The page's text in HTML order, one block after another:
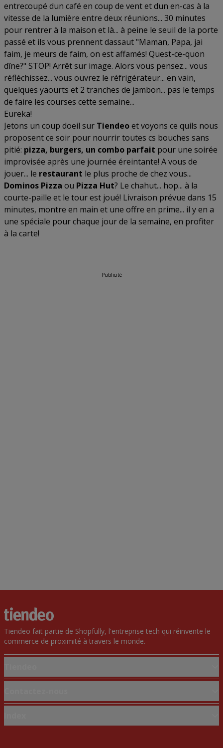
entrecoupé dun café en coup de vent et dun en-cas à la
vitesse de la lumière entre deux réunions... 30 minutes
pour rentrer à la maison et là... à peine le seuil de la porte
passé et ils vous prennent dassaut "Maman, Papa, jai
faim, je meurs de faim, on est affamés! Quest-ce-quon
dîne?" STOP! Arrêt sur image. Alors vous pensez... vous
réfléchissez... vous ouvrez le réfrigérateur... en vain,
quelques yaourts et 2 tranches de jambon... pas le temps
de faire les courses cette semaine...
Eureka!
Jetons un coup doeil sur Tiendeoet voyons ce quils nous
proposent ce soir pour nourrir toutes cs bouches sans
pitié: pizza, burgers, un combo parfait pour une soirée
improvisée après une journée éreintante! A vous de
jouer... le restaurant le plus proche de chez vous...
Dominos Pizza ou Pizza Hut? Le chahut... hop... à la
courte-paille et le tour est joué! Livraison prévue dans 15
minutes, montre en main et une offre en prime... il y en a
une spéciale pour chaque jour de la semaine, en profiter
à la carte!
Publicité
Tiendeo fait partie de Shopfully, l'entreprise tech qui réinvente le
commerce de proximité à travers le monde.
Solutions professionnelles
Magasin mal situé sur la carte